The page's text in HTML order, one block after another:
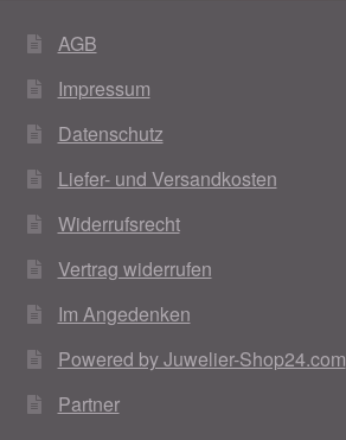
AGB
Impressum
Datenschutz
Liefer- und Versandkosten
Widerrufsrecht
Vertrag widerrufen
Im Angedenken
Powered by Juwelier-Shop24.com
Partner